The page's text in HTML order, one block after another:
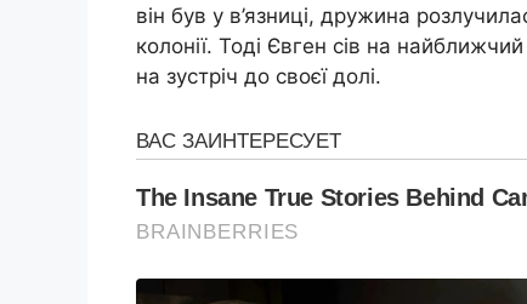
він був у в’язниці, дружина
колонії. Тоді Євген сів на
на зустріч до своєї долі.